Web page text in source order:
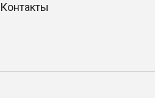
Контакты